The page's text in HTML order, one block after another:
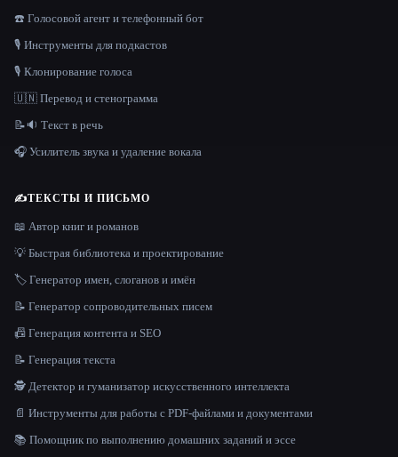
☎️ Голосовой агент и телефонный бот
🎙️ Инструменты для подкастов
🎙️ Клонирование голоса
🇺🇳 Перевод и стенограмма
📝🔉 Текст в речь
🎧 Усилитель звука и удаление вокала
✍️ТЕКСТЫ И ПИСЬМО
📖 Автор книг и романов
💡 Быстрая библиотека и проектирование
🏷️ Генератор имен, слоганов и имён
📝 Генератор сопроводительных писем
📠 Генерация контента и SEO
📝 Генерация текста
🕵️ Детектор и гуманизатор искусственного интеллекта
📄 Инструменты для работы с PDF-файлами и документами
📚 Помощник по выполнению домашних заданий и эссе